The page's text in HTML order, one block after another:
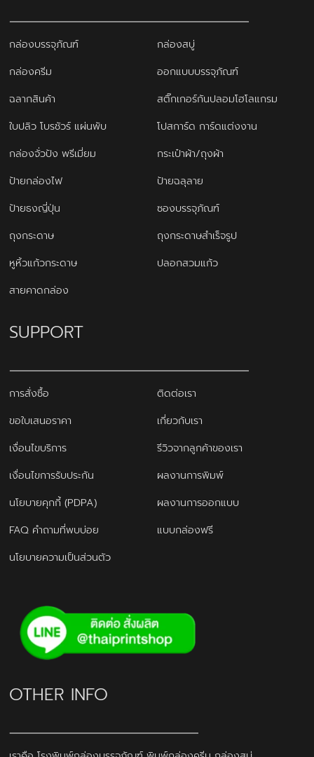
กล่องบรรจุภัณฑ์
กล่องสบู่
กล่องครีม
ออกแบบบรรจุภัณฑ์
ฉลากสินค้า
สติ๊กเกอร์กันปลอมโฮโลแกรม
ใบปลิว โบรชัวร์ แผ่นพับ
โปสการ์ด การ์ดแต่งงาน
กล่องจั่วปัง พรีเมี่ยม
กระเป๋าผ้า/ถุงผ้า
ป้ายกล่องไฟ
ป้ายฉลุลาย
ป้ายธงญี่ปุ่น
ซองบรรจุภัณฑ์
ถุงกระดาษ
ถุงกระดาษสำเร็จรูป
หูหิ้วแก้วกระดาษ
ปลอกสวมแก้ว
สายคาดกล่อง
SUPPORT
การสั่งซื้อ
ติดต่อเรา
ขอใบเสนอราคา
เกี่ยวกับเรา
เงื่อนไขบริการ
รีวิวจากลูกค้าของเรา
เงื่อนไขการรับประกัน
ผลงานการพิมพ์
นโยบายคุกกี้ (PDPA)
ผลงานการออกแบบ
FAQ คำถามที่พบบ่อย
แบบกล่องฟรี
นโยบายความเป็นส่วนตัว
OTHER INFO